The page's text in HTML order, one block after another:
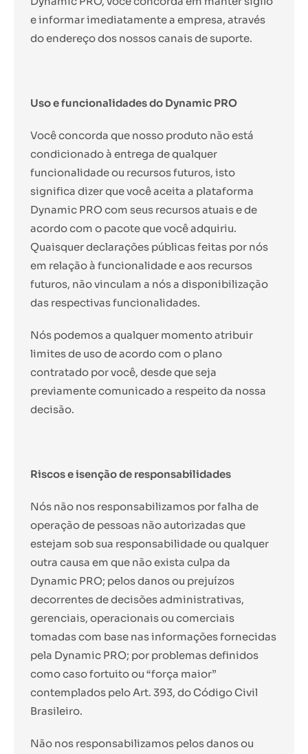
e informar imediatamente a empresa, através
do endereço dos nossos canais de suporte.
Uso e funcionalidades do Dynamic PRO
Você concorda que nosso produto não está
condicionado à entrega de qualquer
funcionalidade ou recursos futuros, isto
significa dizer que você aceita a plataforma
Dynamic PRO com seus recursos atuais e de
acordo com o pacote que você adquiriu.
Quaisquer declarações públicas feitas por nós
em relação à funcionalidade e aos recursos
futuros, não vinculam a nós a disponibilização
das respectivas funcionalidades.
Nós podemos a qualquer momento atribuir
limites de uso de acordo com o plano
contratado por você, desde que seja
previamente comunicado a respeito da nossa
decisão.
Riscos e isenção de responsabilidades
Nós não nos responsabilizamos por falha de
operação de pessoas não autorizadas que
estejam sob sua responsabilidade ou qualquer
outra causa em que não exista culpa da
Dynamic PRO; pelos danos ou prejuízos
decorrentes de decisões administrativas,
gerenciais, operacionais ou comerciais
tomadas com base nas informações fornecidas
pela Dynamic PRO; por problemas definidos
como caso fortuito ou “força maior”
contemplados pelo Art. 393, do Código Civil
Brasileiro.
Não nos responsabilizamos pelos danos ou